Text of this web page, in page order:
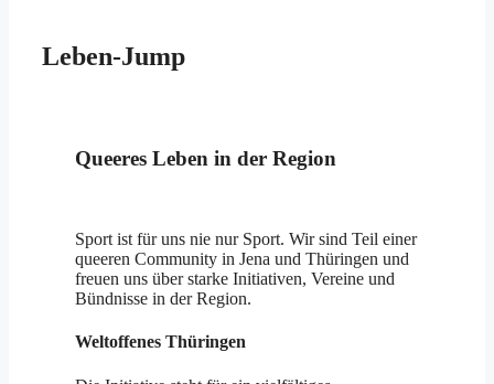
Leben-Jump
Queeres Leben in der Region
Sport ist für uns nie nur Sport. Wir sind Teil einer
queeren Community in Jena und Thüringen und
freuen uns über starke Initiativen, Vereine und
Bündnisse in der Region.
Weltoffenes Thüringen